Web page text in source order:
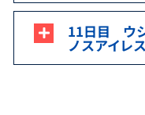
11日目 ウ
ノスアイレ